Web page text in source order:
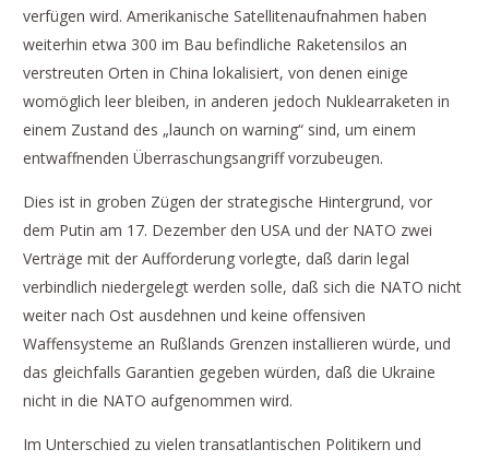
verfügen wird. Amerikanische Satellitenaufnahmen haben
weiterhin etwa 300 im Bau befindliche Raketensilos an
verstreuten Orten in China lokalisiert, von denen einige
womöglich leer bleiben, in anderen jedoch Nuklearraketen in
einem Zustand des „launch on warning“ sind, um einem
entwaffnenden Überraschungsangriff vorzubeugen.
Dies ist in groben Zügen der strategische Hintergrund, vor
dem Putin am 17. Dezember den USA und der NATO zwei
Verträge mit der Aufforderung vorlegte, daß darin legal
verbindlich niedergelegt werden solle, daß sich die NATO nicht
weiter nach Ost ausdehnen und keine offensiven
Waffensysteme an Rußlands Grenzen installieren würde, und
das gleichfalls Garantien gegeben würden, daß die Ukraine
nicht in die NATO aufgenommen wird.
Im Unterschied zu vielen transatlantischen Politikern und